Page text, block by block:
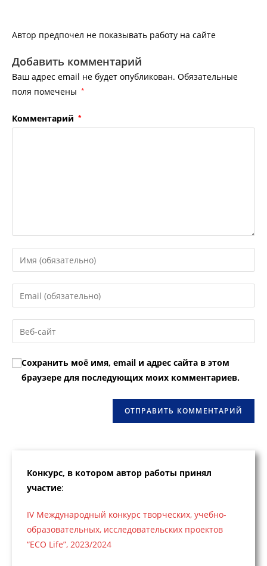
Автор предпочел не показывать работу на сайте
Добавить комментарий
Ваш адрес email не будет опубликован. Обязательные
поля помечены *
Комментарий *
Введите
свое
имя
или
пользователя,
чтобы
прокомментировать
Введите
свой
email-
адрес,
прокомментировать
Введите
URL
вашего
веб-
сайта
Сохранить моё имя, email и адрес сайта в этом
браузере для последующих моих комментариев.
Конкурс, в котором автор работы принял
участие:
IV Международный конкурс творческих, учебно-
образовательных, исследовательских проектов
“ECO Life”, 2023/2024